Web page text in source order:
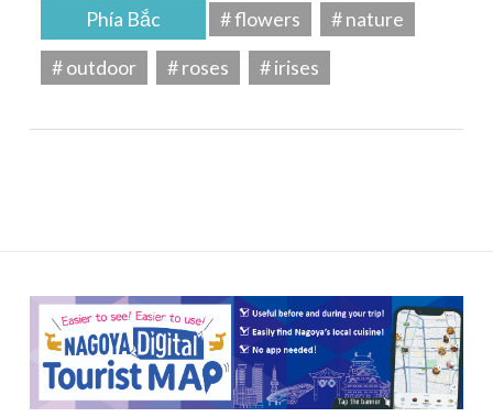
Phía Bắc # flowers
# nature
# outdoor
# roses # irises